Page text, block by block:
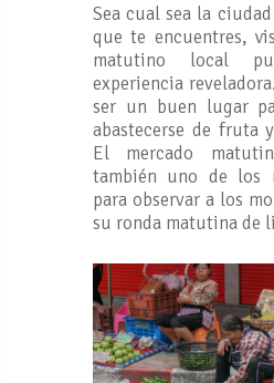
Sea cual sea la
que te encuentres,
matutino local
experiencia
ser un buen lugar
abastecerse de fruta
El mercado
también uno de los
para observar a los
su ronda matutina de